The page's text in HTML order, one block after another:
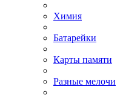
Химия
Батарейки
Карты памяти
Разные мелочи